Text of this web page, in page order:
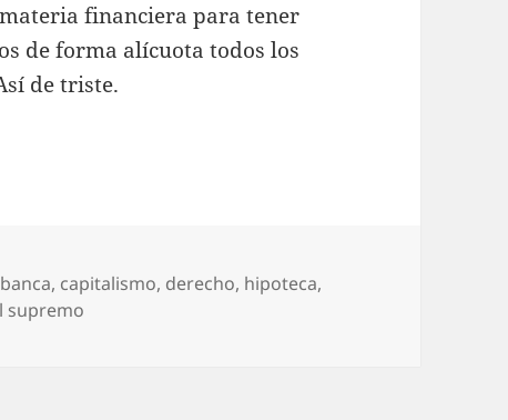
financiera para tener
de forma alícuota todos los
de triste.
Etiquetas
banca, capitalismo, derecho, hipoteca,
supremo